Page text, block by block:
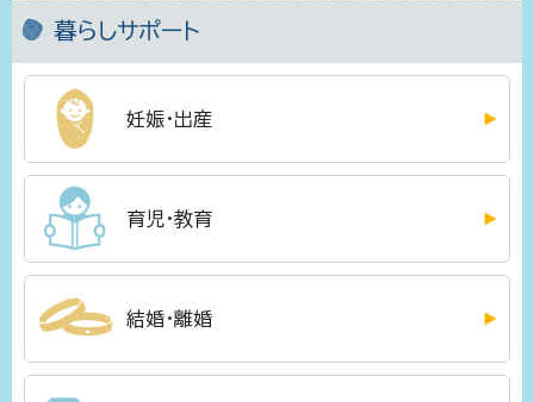
暮らしサポート
妊娠・出産
育児・教育
結婚・離婚